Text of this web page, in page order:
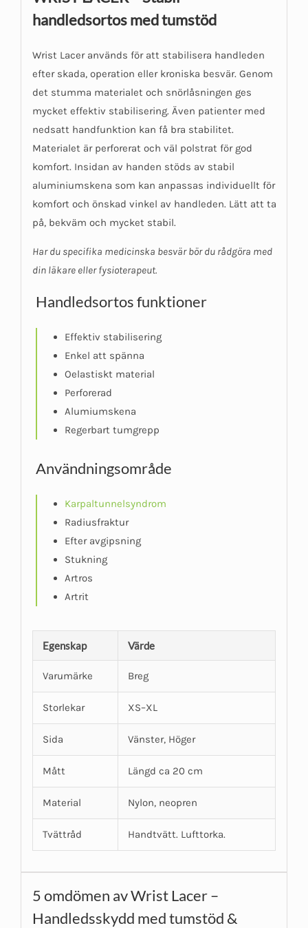
handledsortos med tumstöd
Wrist Lacer används för att stabilisera handleden
efter skada, operation eller kroniska besvär. Genom
det stumma materialet och snörlåsningen ges
mycket effektiv stabilisering. Även patienter med
nedsatt handfunktion kan få bra stabilitet.
Materialet är perforerat och väl polstrat för god
komfort. Insidan av handen stöds av stabil
aluminiumskena som kan anpassas individuellt för
komfort och önskad vinkel av handleden. Lätt att ta
på, bekväm och mycket stabil.
Har du specifika medicinska besvär bör du rådgöra med
din läkare eller fysioterapeut.
Handledsortos funktioner
Effektiv stabilisering
Enkel att spänna
Oelastiskt material
Perforerad
Alumiumskena
Regerbart tumgrepp
Användningsområde
Karpaltunnelsyndrom
Radiusfraktur
Efter avgipsning
Stukning
Artros
Artrit
Egenskap Värde
Varumärke Breg
Storlekar XS–XL
Sida Vänster, Höger
Mått Längd ca 20 cm
Material Nylon, neopren
Tvättråd Handtvätt. Lufttorka.
5 omdömen avWrist Lacer –
Handledsskydd med tumstöd &